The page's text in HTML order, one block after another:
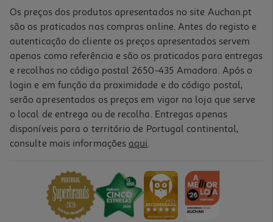
Stickers Glitter Auchan Modelos Sortidos
Os preços dos produtos apresentados no site Auchan.pt
são os praticados nas compras online. Antes do registo e
autenticação do cliente os preços apresentados servem
apenas como referência e são os praticados para entregas
e recolhas no código postal 2650-435 Amadora. Após o
login e em função da proximidade e do código postal,
serão apresentados os preços em vigor na loja que serve
o local de entrega ou de recolha. Entregas apenas
disponíveis para o território de Portugal continental,
consulte mais informações aqui.